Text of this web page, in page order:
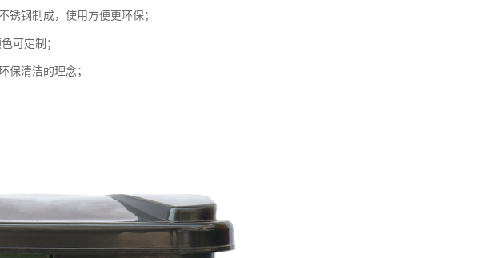
锈钢制成，使用方便更环保；
可定制；
保清洁的理念；